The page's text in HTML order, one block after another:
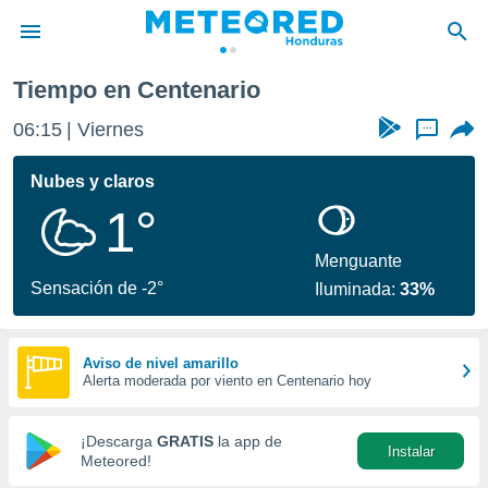
de
ha sido
calidad.
a este
las
forma
digital
basada
Tiempo en Centenario
06:15 Viernes ...
Nubes y claros
1°
Sensación de -2°
Menguante
Iluminada:33%
Aviso de nivel amarillo
Alerta moderada por viento en Centenario hoy
¡Descarga GRATIS la app de
Meteored!
Instalar